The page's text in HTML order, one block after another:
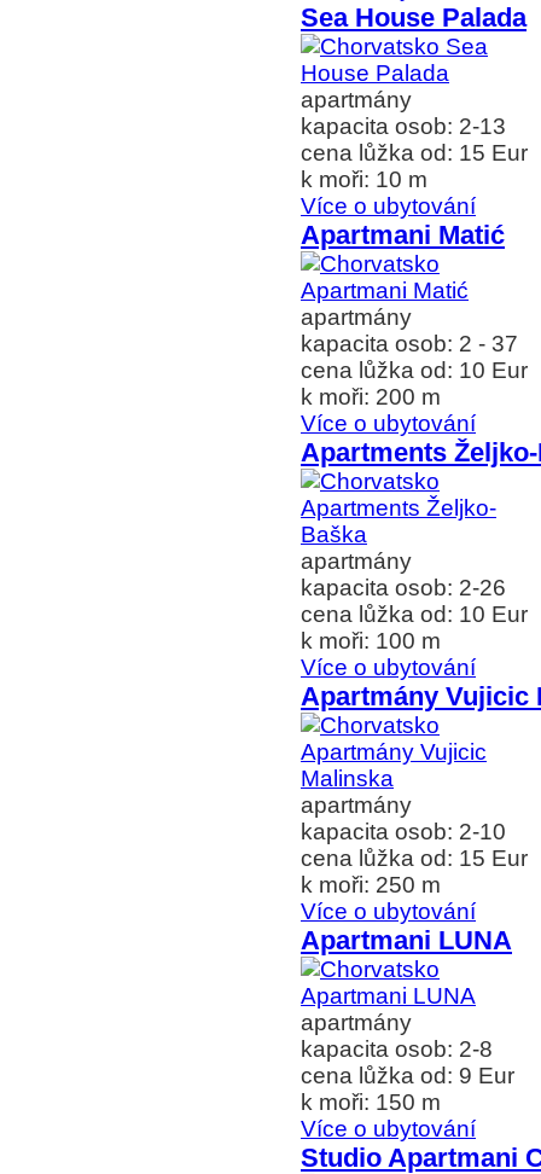
Sea House Palada
apartmány
kapacita osob: 2-13
cena lůžka od: 15 Eur
k moři: 10 m
Více o ubytování
Apartmani Matić
apartmány
kapacita osob: 2 - 37
cena lůžka od: 10 Eur
k moři: 200 m
Více o ubytování
Apartments
apartmány
kapacita osob: 2-26
cena lůžka od: 10 Eur
k moři: 100 m
Více o ubytování
Apartmány Vujicic
apartmány
kapacita osob: 2-10
cena lůžka od: 15 Eur
k moři: 250 m
Více o ubytování
Apartmani LUNA
apartmány
kapacita osob: 2-8
cena lůžka od: 9 Eur
k moři: 150 m
Více o ubytování
Studio Apartmani